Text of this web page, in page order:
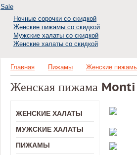
Sale
Ночные сорочки со скидкой
Женские пижамы со скидкой
Мужские халаты со скидкой
Женские халаты со скидкой
Главная Пижамы Женские
Женская пижама Monti
ЖЕНСКИЕ ХАЛАТЫ
МУЖСКИЕ ХАЛАТЫ
ПИЖАМЫ